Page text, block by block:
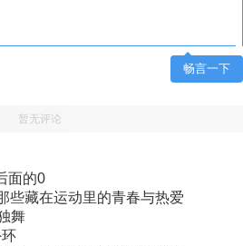
畅言一下
暂无评论
面的0
些藏在运动里的青春与热爱
舞